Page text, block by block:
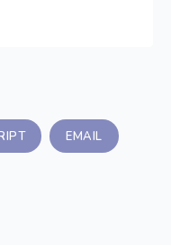
EMAIL